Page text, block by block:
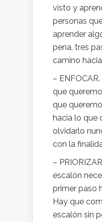
visto y
personas
aprender
pena, tres
camino
–
que
que
hacia lo que
olvidarlo
con la
–
escalón
primer paso
Hay que
escalón sin